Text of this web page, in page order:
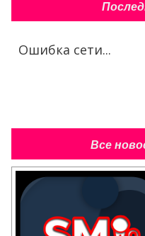
Ошибка сети...
Все